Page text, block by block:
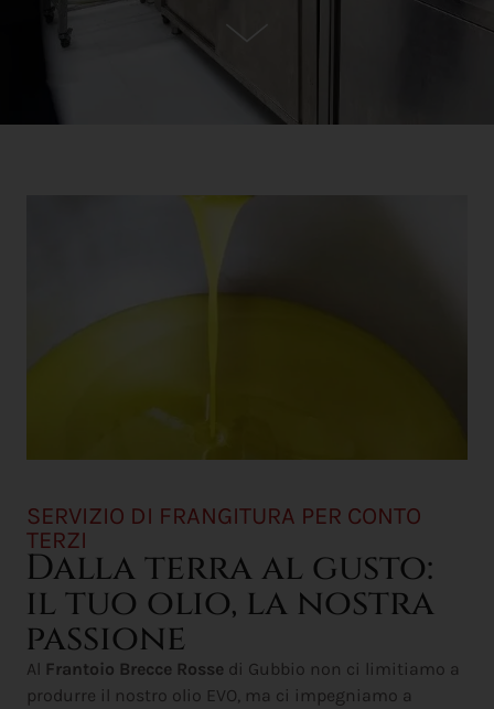
SERVIZIO DI FRANGITURA PER CONTO
TERZI
Dalla terra al gusto:
il tuo olio, la nostra
passione
Al Frantoio Brecce Rosse di Gubbio non ci limitiamo a
produrre il nostro olio EVO, ma ci impegniamo a